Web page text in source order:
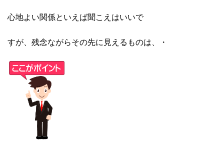
心地よい関係といえば聞こえはいいで
すが、残念ながらその先に見えるものは、・